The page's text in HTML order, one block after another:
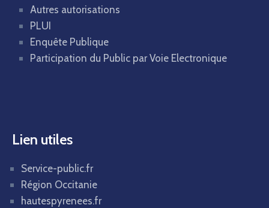
Autres autorisations
PLUI
Enquête Publique
Participation du Public par Voie Electronique
Lien utiles
Service-public.fr
Région Occitanie
hautespyrenees.fr